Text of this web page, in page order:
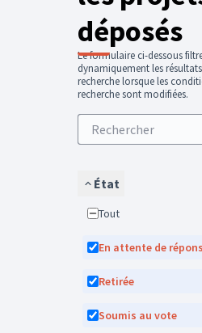
déposés
Le formulaire ci-dessous
dynamiquement les
recherche lorsque les
recherche sont modifiées.
État
Tout
En attente de
Retirée
Soumis au vote